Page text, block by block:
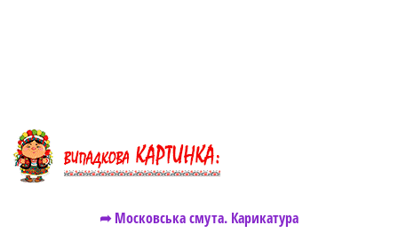
➦ Московська смута. Карикатура